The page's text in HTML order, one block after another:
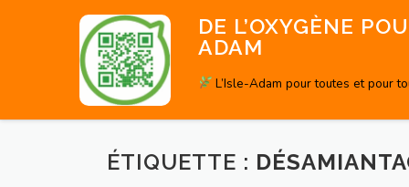
DE L’OXYGÈNE
ADAM
L’Isle-Adam pour toutes et pour
ÉTIQUETTE :